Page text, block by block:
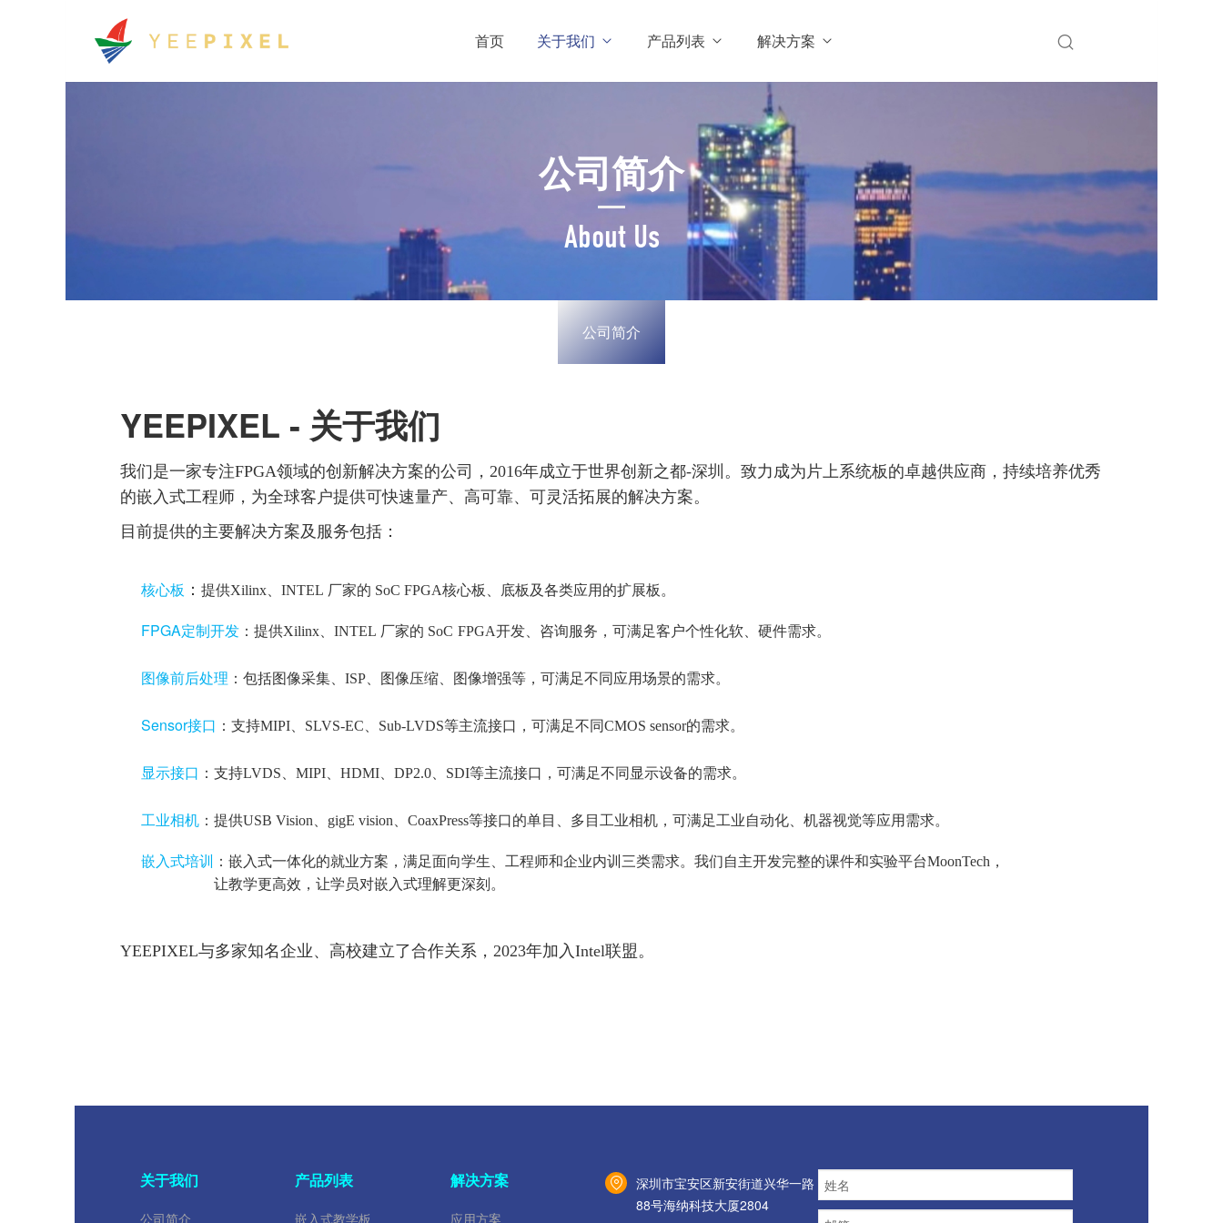
首页 关于我们 产品列表 解决方案
公司简介
About Us
公司简介
YEEPIXEL - 关于我们
我们是一家专注FPGA领域的创新解决方案的公司，2016年成立于世界创新之都-深圳。致力成为片上系统板的卓越供应商，持续培养优秀
的嵌入式工程师，为全球客户提供可快速量产、高可靠、可灵活拓展的解决方案。
目前提供的主要解决方案及服务包括：
核心板 ：提供Xilinx、INTEL 厂家的 SoC FPGA核心板、底板及各类应用的扩展板。
FPGA定制开发 ：提供Xilinx、INTEL 厂家的 SoC FPGA开发、咨询服务，可满足客户个性化软、硬件需求。
图像前后处理 ：包括图像采集、ISP、图像压缩、图像增强等，可满足不同应用场景的需求。
Sensor接口 ：支持MIPI、SLVS-EC、Sub-LVDS等主流接口，可满足不同CMOS sensor的需求。
显示接口 ：支持LVDS、MIPI、HDMI、DP2.0、SDI等主流接口，可满足不同显示设备的需求。
工业相机 ：提供USB Vision、gigE vision、CoaxPress等接口的单目、多目工业相机，可满足工业自动化、机器视觉等应用需求。
嵌入式培训 ：嵌入式一体化的就业方案，满足面向学生、工程师和企业内训三类需求。我们自主开发完整的课件和实验平台MoonTech，
让教学更高效，让学员对嵌入式理解更深刻。
YEEPIXEL与多家知名企业、高校建立了合作关系，2023年加入Intel联盟。
关于我们
公司简介
产品列表
嵌入式教学板
解决方案
应用方案
深圳市宝安区新安街道兴华⼀路
88号海纳科技⼤厦2804